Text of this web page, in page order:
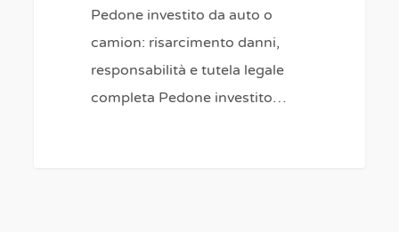
Pedone investito da auto o
camion: risarcimento danni,
responsabilità e tutela legale
completa Pedone investito…